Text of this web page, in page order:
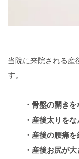
当院に来院される
す。
・骨盤の開き
・産後太りを
・産後の腰痛
・産後お尻が